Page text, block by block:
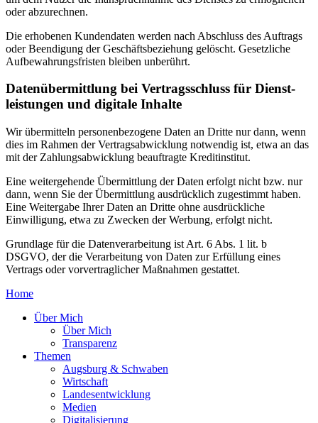
oder abzurechnen.
Die erhobenen Kundendaten werden nach Abschluss des Auftrags
oder Beendigung der Geschäftsbeziehung gelöscht. Gesetzliche
Aufbewahrungsfristen bleiben unberührt.
Daten­übermittlung bei Vertrags­schluss für Dienst­
leistungen und digitale Inhalte
Wir übermitteln personenbezogene Daten an Dritte nur dann, wenn
dies im Rahmen der Vertragsabwicklung notwendig ist, etwa an das
mit der Zahlungsabwicklung beauftragte Kreditinstitut.
Eine weitergehende Übermittlung der Daten erfolgt nicht bzw. nur
dann, wenn Sie der Übermittlung ausdrücklich zugestimmt haben.
Eine Weitergabe Ihrer Daten an Dritte ohne ausdrückliche
Einwilligung, etwa zu Zwecken der Werbung, erfolgt nicht.
Grundlage für die Datenverarbeitung ist Art. 6 Abs. 1 lit. b
DSGVO, der die Verarbeitung von Daten zur Erfüllung eines
Vertrags oder vorvertraglicher Maßnahmen gestattet.
Home
Über Mich
Über Mich
Transparenz
Themen
Augsburg & Schwaben
Wirtschaft
Landesentwicklung
Medien
Digitalisierung